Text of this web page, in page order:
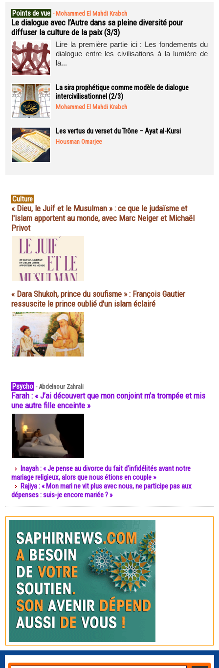
Points de vue - Mohammed El Mahdi Krabch
Le dialogue avec l’Autre dans sa pleine diversité pour
diffuser la culture de la paix (3/3)
Lire la première partie ici : Les fondements du
dialogue entre les civilisations à la lumière de
la...
La sira prophétique comme modèle de dialogue
intercivilisationnel (2/3)
Mohammed El Mahdi Krabch
Les vertus du verset du Trône – Ayat al-Kursi
Housman Omarjee
Culture
« Dieu, le Juif et le Musulman » : ce que le judaïsme et
l'islam apportent au monde, avec Marc Neiger et Michaël
Privot
« Dara Shukoh, prince du soufisme » : François Gautier
ressuscite le prince oublié d'un islam éclairé
Psycho -Abdelnour Zahrali
Farah : « J’ai découvert que mon conjoint m’a trompée et mis
une autre fille enceinte »
Inayah : « Je pense au divorce du fait d’infidélités avant notre
mariage religieux, alors que nous étions en couple »
Rajiya : « Mon mari ne vit plus avec nous, ne participe pas aux
dépenses : suis-je encore mariée ? »